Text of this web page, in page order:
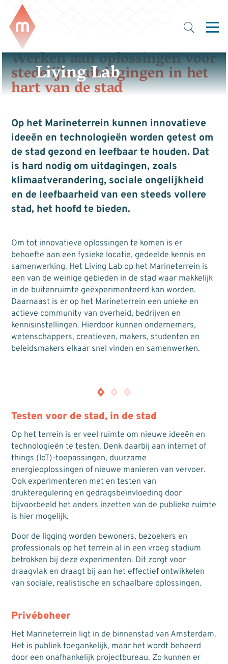
Living Lab
Werken aan oplossingen voor
stedelijke uitdagingen in het
hart van de stad
Op het Marineterrein kunnen innovatieve
ideeën en technologieën worden getest om
de stad gezond en leefbaar te houden. Dat
is hard nodig om uitdagingen, zoals
klimaatverandering, sociale ongelijkheid
en de leefbaarheid van een steeds vollere
stad, het hoofd te bieden.
Om tot innovatieve oplossingen te komen is er
behoefte aan een fysieke locatie, gedeelde kennis en
samenwerking. Het Living Lab op het Marineterrein is
een van de weinige gebieden in de stad waar makkelijk
in de buitenruimte geëxperimenteerd kan worden.
Daarnaast is er op het Marineterrein een unieke en
actieve community van overheid, bedrijven en
kennisinstellingen. Hierdoor kunnen ondernemers,
wetenschappers, creatieven, makers, studenten en
beleidsmakers elkaar snel vinden en samenwerken.
Testen voor de stad, in de stad
Op het terrein is er veel ruimte om nieuwe ideeën en
technologieën te testen. Denk daarbij aan internet of
things (IoT)-toepassingen, duurzame
energieoplossingen of nieuwe manieren van vervoer.
Ook experimenteren met en testen van
drukteregulering en gedragsbeïnvloeding door
bijvoorbeeld het anders inzetten van de publieke ruimte
is hier mogelijk.
Door de ligging worden bewoners, bezoekers en
professionals op het terrein al in een vroeg stadium
betrokken bij deze experimenten. Dit zorgt voor
draagvlak en draagt bij aan het effectief ontwikkelen
van sociale, realistische en schaalbare oplossingen.
Privébeheer
Het Marineterrein ligt in de binnenstad van Amsterdam.
Het is publiek toegankelijk, maar het wordt beheerd
door een onafhankelijk projectbureau. Zo kunnen er